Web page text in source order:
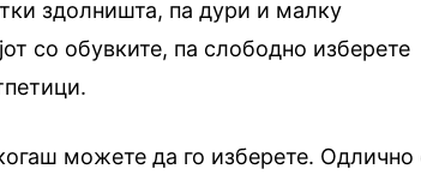
здолништа, па дури и малку
со обувките, па слободно изберете
можете да го изберете. Одлично